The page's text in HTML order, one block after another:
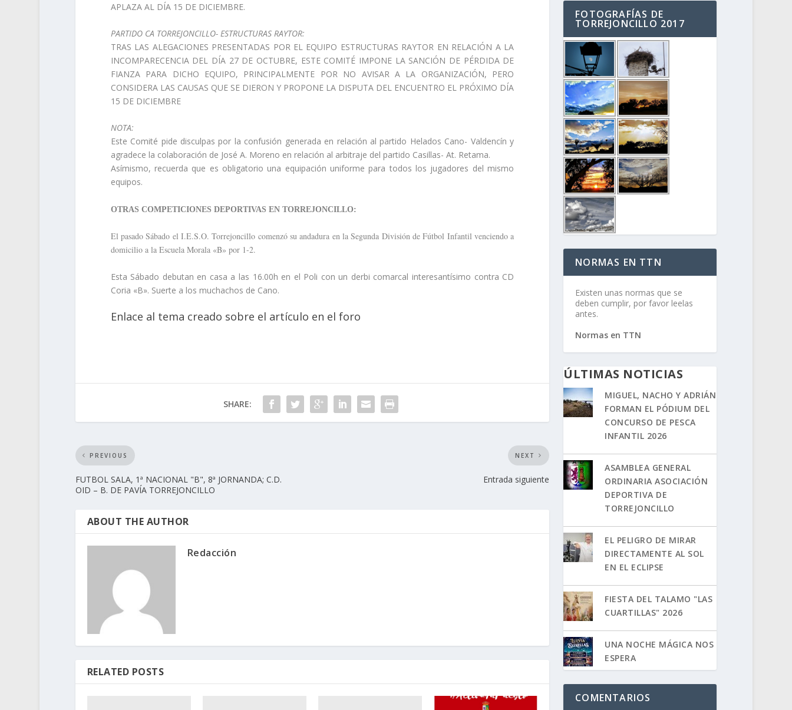
APLAZA AL DÍA 15 DE DICIEMBRE.
PARTIDO CA TORREJONCILLO- ESTRUCTURAS RAYTOR:
TRAS LAS ALEGACIONES PRESENTADAS POR EL EQUIPO ESTRUCTURAS RAYTOR EN RELACIÓN A LA
INCOMPARECENCIA DEL DÍA 27 DE OCTUBRE, ESTE COMITÉ IMPONE LA SANCIÓN DE PÉRDIDA DE
FIANZA PARA DICHO EQUIPO, PRINCIPALMENTE POR NO AVISAR A LA ORGANIZACIÓN, PERO
CONSIDERA LAS CAUSAS QUE SE DIERON Y PROPONE LA DISPUTA DEL ENCUENTRO EL PRÓXIMO DÍA
15 DE DICIEMBRE
NOTA:
Este Comité pide disculpas por la confusión generada en relación al partido Helados Cano- Valdencín y
agradece la colaboración de José A. Moreno en relación al arbitraje del partido Casillas- At. Retama.
Asímismo, recuerda que es obligatorio una equipación uniforme para todos los jugadores del mismo
equipos.
OTRAS COMPETICIONES DEPORTIVAS EN TORREJONCILLO:
El pasado Sábado el I.E.S.O. Torrejoncillo comenzó su andadura en la Segunda División de Fútbol Infantil venciendo a
domicilio a la Escuela Morala «B» por 1-2.
Esta Sábado debutan en casa a las 16.00h en el Poli con un derbi comarcal interesantísimo contra CD
Coria «B». Suerte a los muchachos de Cano.
Enlace al tema creado sobre el artículo en el foro
SHARE:
PREVIOUS
FUTBOL SALA, 1ª NACIONAL "B", 8ª JORNANDA; C.D.
OID – B. DE PAVÍA TORREJONCILLO
NEXT
Entrada siguiente
ABOUT THE AUTHOR
Redacción
RELATED POSTS
FOTOGRAFÍAS DE
TORREJONCILLO 2017
NORMAS EN TTN
Existen unas normas que se
deben cumplir, por favor leelas
antes.
Normas en TTN
ÚLTIMAS NOTICIAS
MIGUEL, NACHO Y ADRIÁN
FORMAN EL PÓDIUM DEL
CONCURSO DE PESCA
INFANTIL 2026
ASAMBLEA GENERAL
ORDINARIA ASOCIACIÓN
DEPORTIVA DE
TORREJONCILLO
EL PELIGRO DE MIRAR
DIRECTAMENTE AL SOL
EN EL ECLIPSE
FIESTA DEL TALAMO "LAS
CUARTILLAS" 2026
UNA NOCHE MÁGICA NOS
ESPERA
COMENTARIOS